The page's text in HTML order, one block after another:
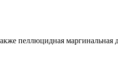
пеллюцидная маргинальная